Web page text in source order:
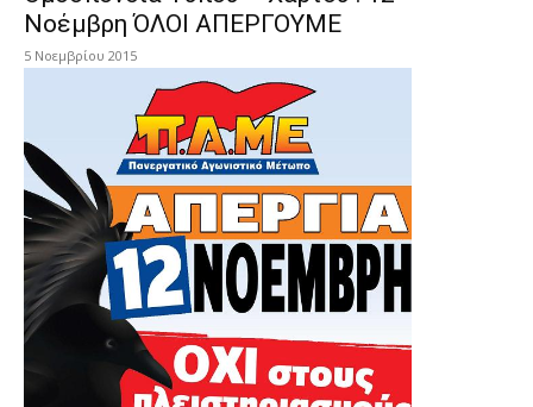
Νοέμβρη ΌΛΟΙ ΑΠΕΡΓΟΥΜΕ
5 Νοεμβρίου 2015